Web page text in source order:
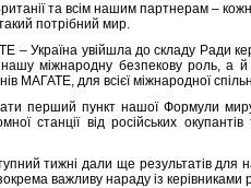
та всім нашим партнерам –
потрібний мир.
– Україна увійшла до складу Ради
міжнародну безпекову роль, а
МАГАТЕ, для всієї міжнародної
перший пункт нашої Формули
станції від російських
тижні дали ще результатів
важливу нараду із керівниками